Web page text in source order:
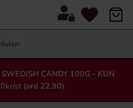
CANDY 100G - KUN
st (ord 22,90)